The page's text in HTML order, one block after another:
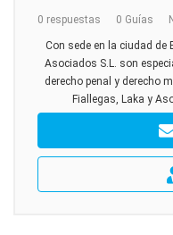
0 respuestas 0 Guías
Con sede en la ciudad de
Asociados S.L. son
derecho penal y derecho
Fiallegas, Laka y